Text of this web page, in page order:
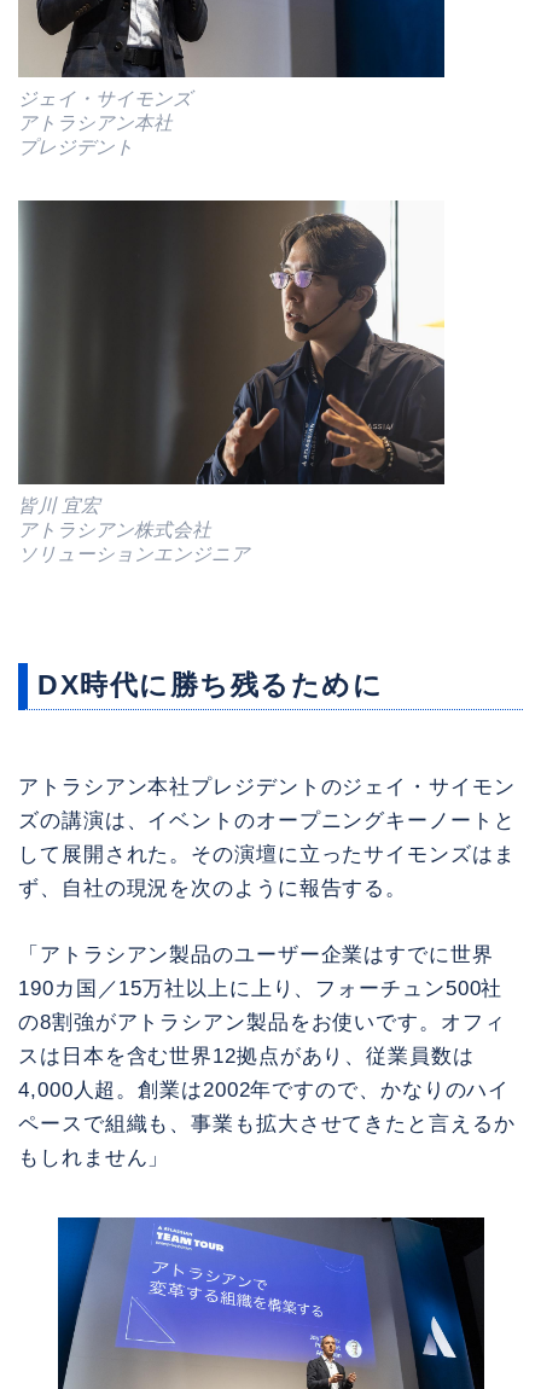
ジェイ・サイモンズ
アトラシアン本社
プレジデント
皆川 宜宏
アトラシアン株式会社
ソリューションエンジニア
DX時代に勝ち残るために
アトラシアン本社プレジデントのジェイ・サイモン
ズの講演は、イベントのオープニングキーノートと
して展開された。その演壇に立ったサイモンズはま
ず、自社の現況を次のように報告する。
「アトラシアン製品のユーザー企業はすでに世界
190カ国／15万社以上に上り、フォーチュン500社
の8割強がアトラシアン製品をお使いです。オフィ
スは日本を含む世界12拠点があり、従業員数は
4,000人超。創業は2002年ですので、かなりのハイ
ペースで組織も、事業も拡大させてきたと言えるか
もしれません」